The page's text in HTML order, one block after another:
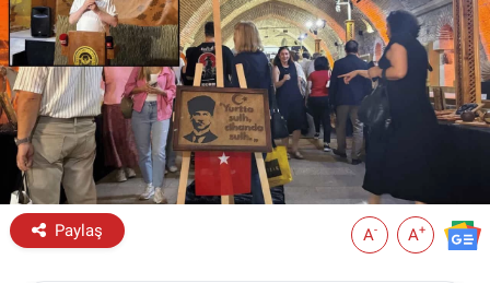
Paylaş A- A+
Eskişehir Haber İçerikleri
Eskişehir Hava Durumu
Eskişehir Tramvay Saatleri
Eskişehir Otobüs Saatleri